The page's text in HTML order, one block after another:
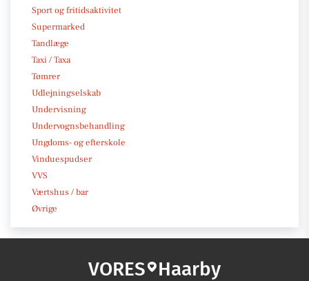
Sport og fritidsaktivitet
Supermarked
Tandlæge
Taxi / Taxa
Tømrer
Udlejningselskab
Undervisning
Undervognsbehandling
Ungdoms- og efterskole
Vinduespudser
VVS
Værtshus / bar
Øvrige
VORES Haarby